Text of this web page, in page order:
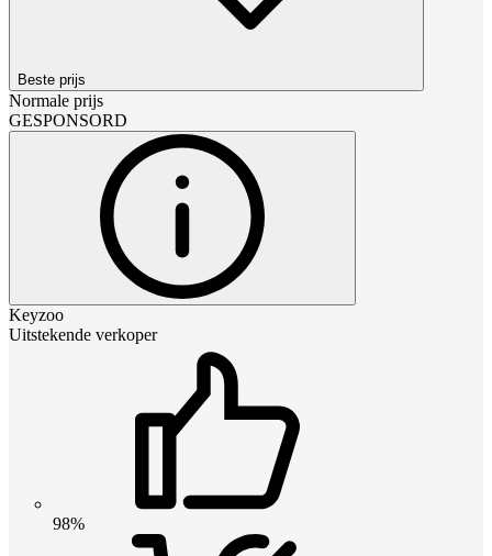
Beste prijs
Normale prijs
GESPONSORD
Keyzoo
Uitstekende verkoper
98%